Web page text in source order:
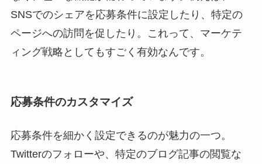
SNSでのシェアを応募条件に設定したり、特定の
ページへの訪問を促したり。これって、マーケテ
ィング戦略としてもすごく有効なんです。
応募条件のカスタマイズ
応募条件を細かく設定できるのが魅力の一つ。
Twitterのフォローや、特定のブログ記事の閲覧な